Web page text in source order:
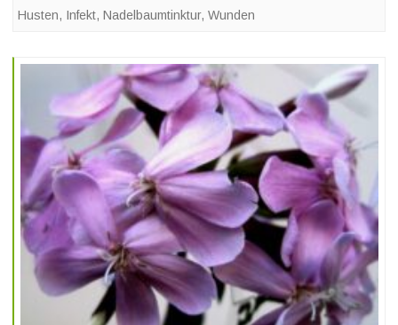
Husten, Infekt, Nadelbaumtinktur, Wunden